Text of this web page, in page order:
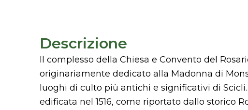
Descrizione
Il complesso della Chiesa e Convento del
originariamente dedicato alla Madonna di
luoghi di culto più antichi e significativi di Scicli.
edificata nel 1516, come riportato dallo storico